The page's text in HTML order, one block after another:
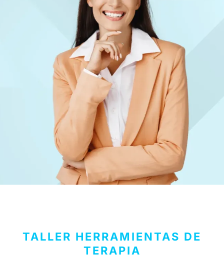
TALLER HERRAMIENTAS DE
TERAPIA